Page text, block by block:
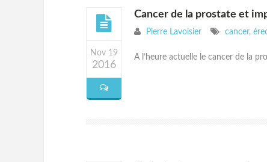
Nov 19
2016
Cancer de la prostate et
Pierre Lavoisier cancer,
A l’heure actuelle le cancer de la